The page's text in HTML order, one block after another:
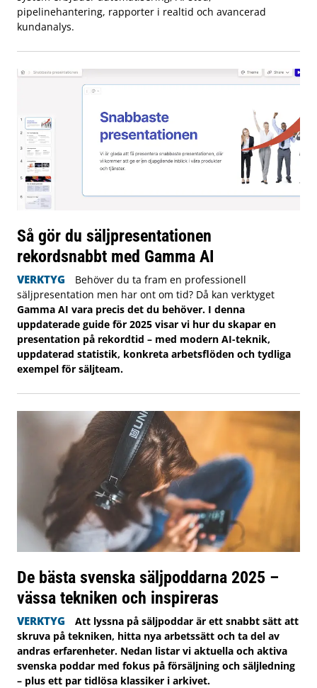
pipelinehantering, rapporter i realtid och avancerad
kundanalys.
Så gör du säljpresentationen
rekordsnabbt med Gamma AI
VERKTYG
Behöver du ta fram en professionell
säljpresentation men har ont om tid? Då kan verktyget
Gamma AI vara precis det du behöver. I denna
uppdaterade guide för 2025 visar vi hur du skapar en
presentation på rekordtid – med modern AI-teknik,
uppdaterad statistik, konkreta arbetsflöden och tydliga
exempel för säljteam.
De bästa svenska säljpoddarna 2025 –
vässa tekniken och inspireras
VERKTYG
Att lyssna på säljpoddar är ett snabbt sätt att
skruva på tekniken, hitta nya arbetssätt och ta del av
andras erfarenheter. Nedan listar vi aktuella och aktiva
svenska poddar med fokus på försäljning och säljledning
– plus ett par tidlösa klassiker i arkivet.